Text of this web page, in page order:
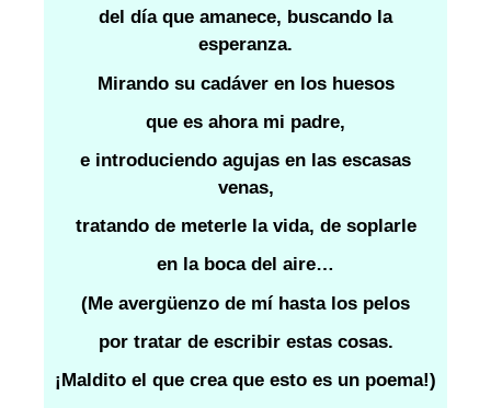
del día que amanece, buscando la
esperanza.
Mirando su cadáver en los huesos
que es ahora mi padre,
e introduciendo agujas en las escasas
venas,
tratando de meterle la vida, de soplarle
en la boca del aire…
(Me avergüenzo de mí hasta los pelos
por tratar de escribir estas cosas.
¡Maldito el que crea que esto es un poema!)